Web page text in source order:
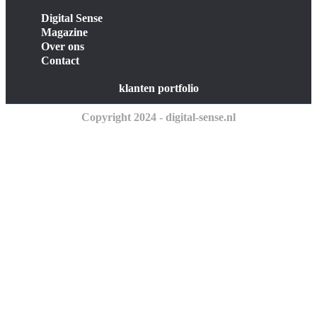
Digital Sense
Magazine
Over ons
Contact
klanten portfolio
Copyright 2024 - digital-sense.nl